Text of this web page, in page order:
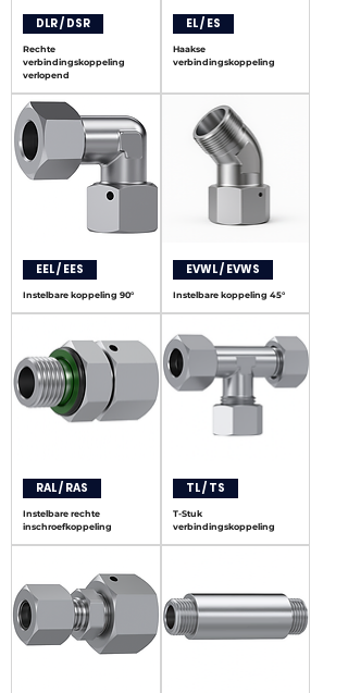
DLR / DSR
Rechte
verbindingskoppeling
verlopend
EL / ES
Haakse
verbindingskoppeling
EEL / EES
Instelbare koppeling 90°
EVWL / EVWS
Instelbare koppeling 45°
RAL / RAS
Instelbare rechte
inschroefkoppeling
TL / TS
T-Stuk
verbindingskoppeling